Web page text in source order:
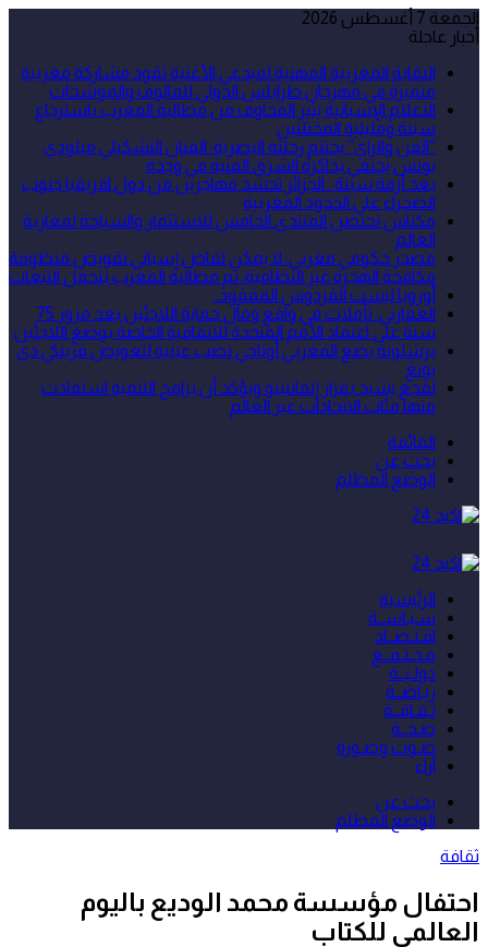
الجمعة 7 أغسطس 2026
أخبار عاجلة
النقابة المغربية المهنية لمبدعي الأغنية تقود مشاركة مغربية
متميزة في مهرجان طرابلس الدولي للمالوف والموشحات
الاعلام الإسبانية يثير المخاوف من مطالبة المغرب باسترجاع
سبتة ومليلية المحتلتين
“الفن والراي” يختتم رحلته البصرية: الفنان التشكيلي ميلودي
يونس يحتفي بذاكرة الشرق الفنية في وجدة
بعد أزمة سبتة.. الجزائر تحشد مهاجرين من دول افريقيا جنوب
الصحراء على الحدود المغربية
مكناس تحتضن المنتدى الخامس للاستثمار والسياحة لمغاربة
العالم
مصدر حكومي مغربي: لا يمكن لقاض إسباني تقويض منظومة
مكافحة الهجرة غير النظامية، ثم مطالبة المغرب بتحمل التبعات
أوروبا ليست الفردوس المفقود..
العمارتي: تأملات في واقع ومآل حماية اللاجئين بعد مرور 75
سنة على اعتماد الأمم المتحدة للاتفاقية الخاصة بوضع اللاجئين
برشلونة يضع المغربي أوناحي نصب عينيه لتعويض فرينكي دي
يونغ
لقجع يشيد بقرار إنفانتينو ويؤكد أن برامج التنمية استفادت
منها مئات الاتحادات عبر العالم
القائمة
بحث عن
الوضع المظلم
الرئيسية
سـيـاســة
اقـتـصــاد
مـجـتـمــع
دولـيــة
ريـاضــة
ثـقـافــة
صـحــة
صـوت وصـورة
آراء
بحث عن
الوضع المظلم
ثقافة
احتفال مؤسسة محمد الوديع باليوم
العالمي للكتاب